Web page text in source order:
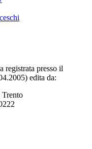
registrata presso il
edita da:
Trento